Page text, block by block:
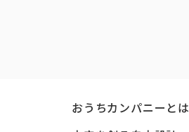
おうちカンパニーとは